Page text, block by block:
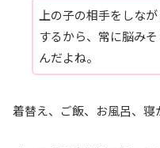
上の子の相手をしな
するから、常に脳み
んだよね。
着替え、ご飯、お風呂、寝